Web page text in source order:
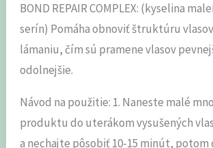
BOND REPAIR COMPLEX: (kyselina
serín) Pomáha obnoviť štruktúru
lámaniu, čím sú pramene vlasov
odolnejšie.
Návod na použitie: 1. Naneste malé
produktu do uterákom vysušených
a nechajte pôsobiť 10-15 minút, potom